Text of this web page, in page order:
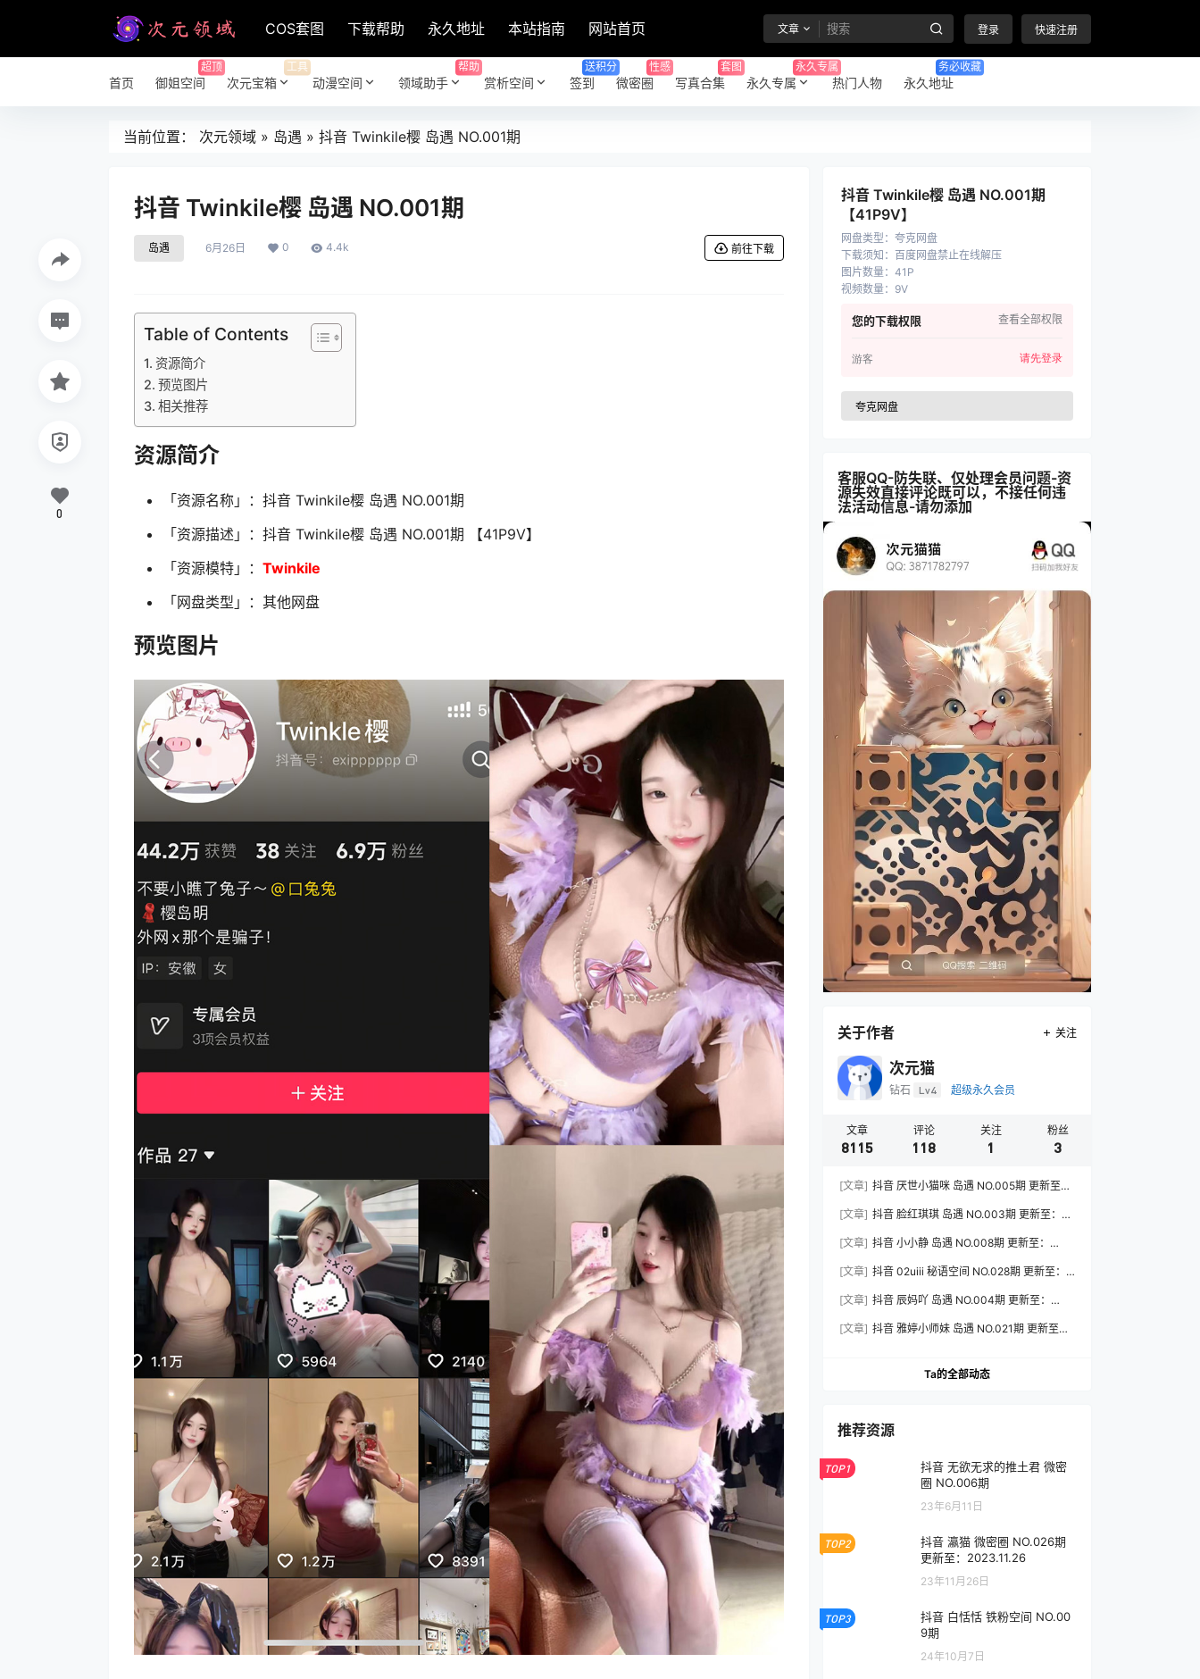
COS套图 下载帮助 永久地址 本站指南 网站首页 文章 登录 快速注册
首页 御姐空间
超顶
次元宝箱
工具
动漫空间 领域助手
帮助
赏析空间 签到
送积分
微密圈
性感
写真合集
套图
永久专属
永久专属
热门人物 永久地址
务必收藏
当前位置： 次元领域 » 岛遇 » 抖音 Twinkile樱 岛遇 NO.001期
抖音 Twinkile樱 岛遇 NO.001期
岛遇 6月26日 0 4.4k 前往下载
Table of Contents
资源简介
预览图片
相关推荐
资源简介
「资源名称」：抖音 Twinkile樱 岛遇 NO.001期
「资源描述」：抖音 Twinkile樱 岛遇 NO.001期 【41P9V】
「资源模特」： Twinkile
「网盘类型」：其他网盘
预览图片
0
抖音 Twinkile樱 岛遇 NO.001期
【41P9V】
网盘类型 ： 夸克网盘
下载须知 ： 百度网盘禁止在线解压
图片数量： 41P
视频数量： 9V
您的下载权限 查看全部权限
游客 请先登录
夸克网盘
客服QQ-防失联、仅处理会员问题-资
源失效直接评论既可以，不接任何违
法活动信息-请勿添加
关于作者 关注
次元猫
钻石 Lv4 超级永久会员
文章
8115
评论
118
关注
1
粉丝
3
[文章] 抖音 厌世小猫咪 岛遇 NO.005期 更新至：
[文章] 抖音 脸红琪琪 岛遇 NO.003期 更新至：
[文章] 抖音 小小静 岛遇 NO.008期 更新至：
[文章] 抖音 02uiii 秘语空间 NO.028期 更新至：
[文章] 抖音 辰妈吖 岛遇 NO.004期 更新至：
[文章] 抖音 雅婷小师妹 岛遇 NO.021期 更新至：
Ta的全部动态
推荐资源
TOP1
抖音 无欲无求的推土君 微密
圈 NO.006期
23年6月11日
TOP2
抖音 瀛猫 微密圈 NO.026期
更新至：2023.11.26
23年11月26日
TOP3
抖音 白恬恬 铁粉空间 NO.00
9期
24年10月7日